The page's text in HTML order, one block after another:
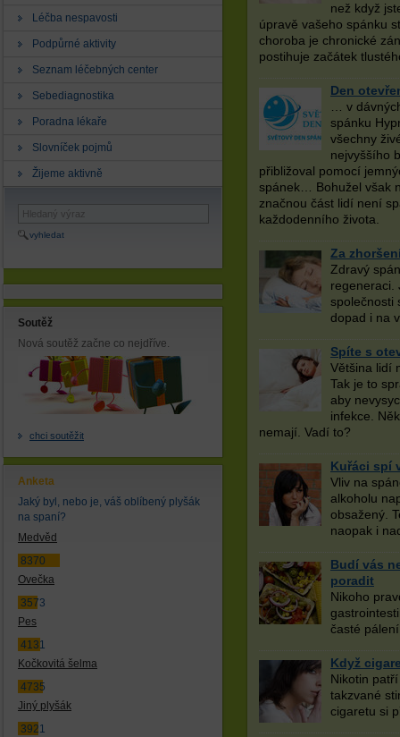
Léčba nespavosti
Podpůrné aktivity
Seznam léčebných center
Sebediagnostika
Poradna lékaře
Slovníček pojmů
Žijeme aktivně
vyhledat
Soutěž
Nová soutěž začne co nejdříve.
chci soutěžit
Anketa
Jaký byl, nebo je, váš oblíbený plyšák
na spaní?
Medvěd
8370
Ovečka
3573
Pes
4131
Kočkovitá šelma
4735
Jiný plyšák
3921
než když
úpravě vašeho spánku
choroba je chronické
postihuje začátek
Den
… v
spánku
všechny
nejvyššího
přibližoval pomocí
spánek… Bohužel však
značnou část lidí není
každodenního života.
Za
Zdravý
regeneraci.
společnosti
dopad i na
Spíte s
Většina lidí
Tak je to
aby
infekce.
nemají. Vadí to?
Kuřáci spí
Vliv na
alkoholu
obsažený.
naopak i
Budí vás
poradit
Nikoho
časté
Když
Nikotin
takzvané
cigaretu si